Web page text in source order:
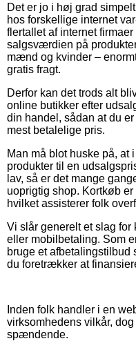
Det er jo i høj grad
hos forskellige internet
flertallet af internet
salgsværdien på
mænd og kvinder –
gratis fragt.
Derfor kan det trods alt
online butikker efter
din handel, sådan at du
mest betalelige pris.
Man må blot huske på,
produkter til en
lav, så er det mange
uoprigtig shop. Kortkøb
hvilket assisterer folk
Vi slår generelt et slag
eller mobilbetaling. Som
bruge et afbetalingstilbud
du foretrækker at
Inden folk handler i en
virksomhedens vilkår,
spændende.